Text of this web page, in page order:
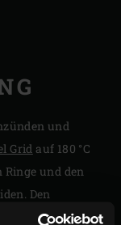
und
Grid auf 180 °C
und den
Den
schneiden,